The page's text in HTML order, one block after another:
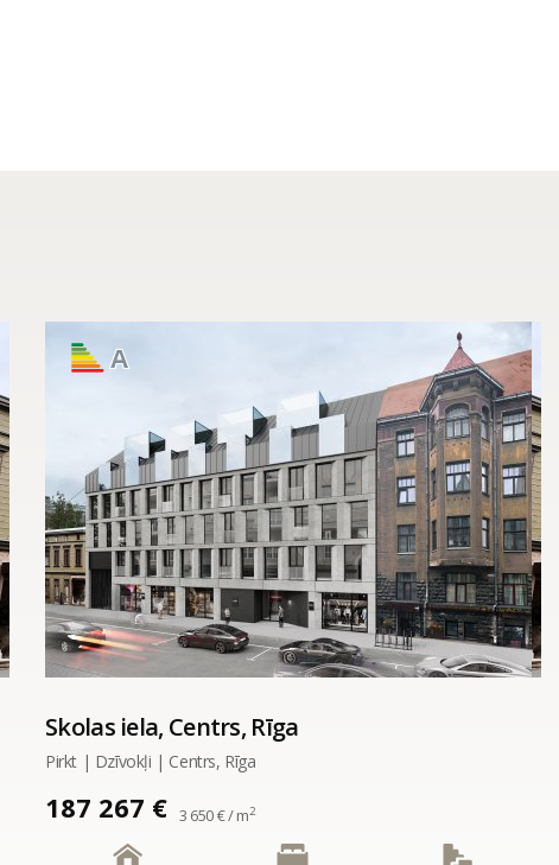
A
Skolas iela, Centrs, Rīga
Pirkt | Dzīvokļi | Centrs, Rīga
187 267 € 3 650 € / m2